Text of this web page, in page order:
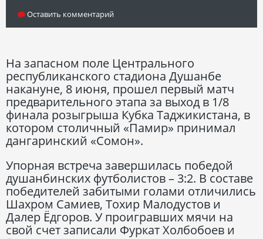
Оставить комментарий
На запасном поле Центрального
республиканского стадиона Душанбе
накануне, 8 июня, прошел первый матч
предварительного этапа за выход в 1/8
финала розыгрыша Кубка Таджикистана, в
котором столичный «Памир» принимал
дангаринский «Сомон».
Упорная встреча завершилась победой
душанбинских футболистов – 3:2. В составе
победителей забитыми голами отличились
Шахром Самиев, Тохир Малодустов и
Далер Ёдгоров. У проигравших мячи на
свой счет записали Фуркат Холбобоев и